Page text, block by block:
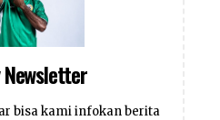
bisa kami infokan berita